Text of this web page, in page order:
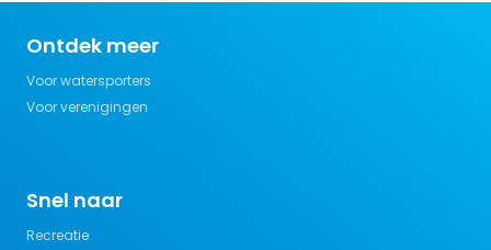
Ontdek meer
Voor watersporters
Voor verenigingen
Snel naar
Recreatie